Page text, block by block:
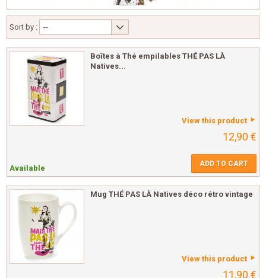
Sort by : --
Boîtes à Thé empilables THÉ PAS LÀ
Natives...
View this product
12,90 €
Available ADD TO CART
Mug THÉ PAS LÀ Natives déco rétro vintage
View this product
11,90 €